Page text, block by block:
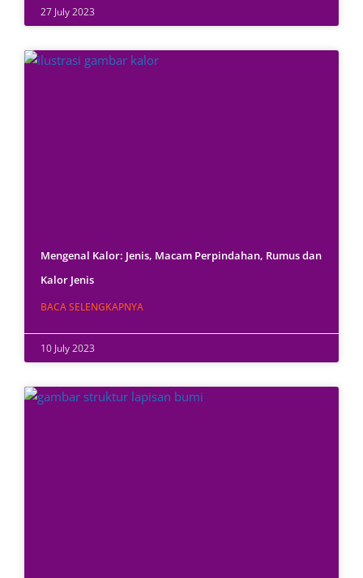
27 July 2023
Mengenal Kalor: Jenis, Macam Perpindahan, Rumus dan
Kalor Jenis
BACA SELENGKAPNYA
10 July 2023